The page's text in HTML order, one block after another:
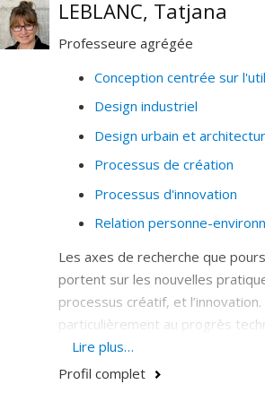
vidéoludiques.
LEBLANC, Tatjana
Professeure agrégée
Conception centrée sur
Design industriel
Design urbain et
Processus de création
Processus d'innovation
Relation personne-
Les axes de recherche que
portent sur les nouvelles
processus créatif, et
particulièrement au progrès
émergents et à leur impact sur
l’espace de vie. Ses projets de
Lire plus…
Profil complet